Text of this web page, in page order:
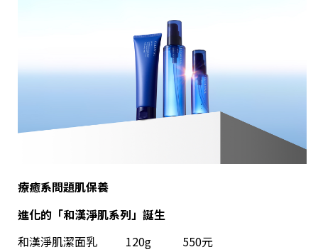
療癒系問題肌保養
進化的「和漢淨肌系列」誕生
和漢淨肌潔面乳 120g 550元